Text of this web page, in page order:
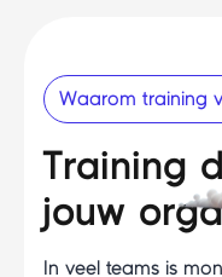
Waarom training
Training
jouw
In veel teams is